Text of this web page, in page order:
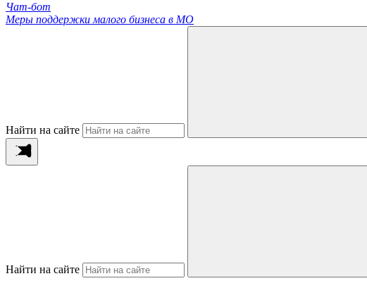
Чат-бот
Меры поддержки малого бизнеса в МО
Найти на сайте
Найти на сайте